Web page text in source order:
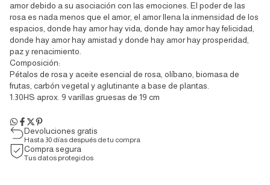
amor debido a su asociación con las emociones. El poder de las
rosa es nada menos que el amor, el amor llena la inmensidad de los
espacios, donde hay amor hay vida, donde hay amor hay felicidad,
donde hay amor hay amistad y donde hay amor hay prosperidad,
paz y renacimiento.
Composición:
Pétalos de rosa y aceite esencial de rosa, olíbano, biomasa de
frutas, carbón vegetal y aglutinante a base de plantas.
1.30HS aprox. 9 varillas gruesas de 19 cm
Devoluciones gratis
Hasta 30 días después de tu compra
Compra segura
Tus datos protegidos